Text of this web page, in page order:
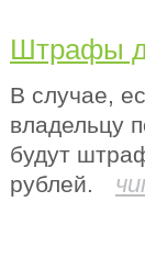
Штрафы
В случае,
владельцу
будут
рублей.